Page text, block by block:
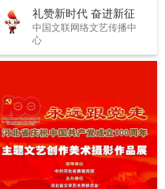
礼赞新时代 奋进新征
程——庆祝党的二十
大胜利召开 广东摄影
展
中国文联网络文艺传播中
心